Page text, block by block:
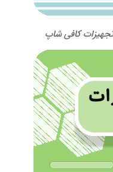
تجهیزات کافی شاپ